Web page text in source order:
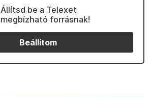
Állítsd be a Telexet
megbízható forrásnak!
Beállítom